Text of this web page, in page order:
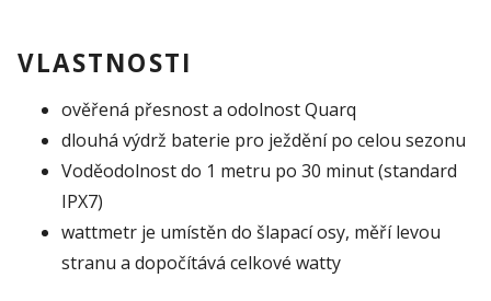
VLASTNOSTI
ověřená přesnost a odolnost Quarq
dlouhá výdrž baterie pro ježdění po celou sezonu
Voděodolnost do 1 metru po 30 minut (standard
IPX7)
wattmetr je umístěn do šlapací osy, měří levou
stranu a dopočítává celkové watty